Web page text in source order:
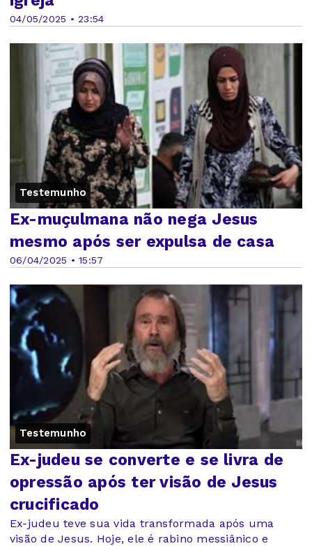
04/05/2025 • 23:54
Testemunho
06/04/2025 • 15:57
Ex-muçulmana não nega Jesus
mesmo após ser expulsa de casa
Testemunho
Ex-judeu se converte e se livra de
opressão após ter visão de Jesus
crucificado
Ex-judeu teve sua vida transformada após uma
visão de Jesus. Hoje, ele é rabino messiânico e